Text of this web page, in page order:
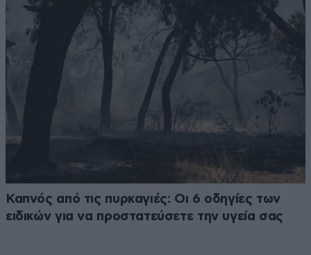
Καπνός από τις πυρκαγιές: Οι 6 οδηγίες των
ειδικών για να προστατεύσετε την υγεία σας